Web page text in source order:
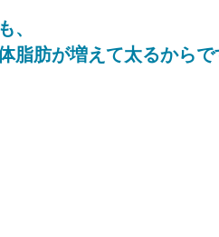
、
脂肪が増えて太るからで